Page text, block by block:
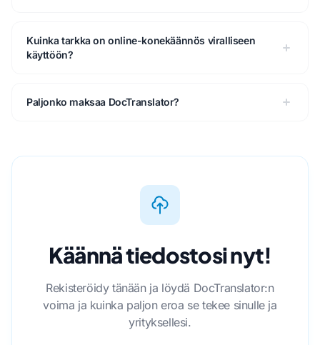
Kuinka tarkka on online-konekäännös viralliseen
käyttöön?
Paljonko maksaa DocTranslator?
Käännä tiedostosi nyt!
Rekisteröidy tänään ja löydä DocTranslator:n
voima ja kuinka paljon eroa se tekee sinulle ja
yrityksellesi.